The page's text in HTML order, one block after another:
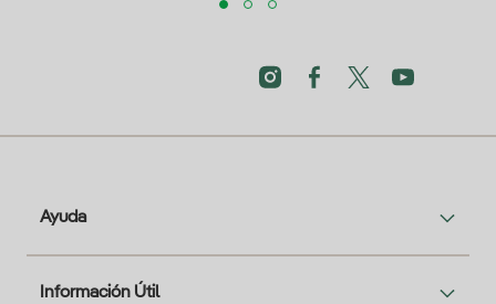
Ayuda
Información Útil